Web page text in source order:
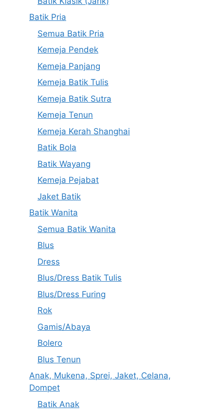
Batik Pria
Semua Batik Pria
Kemeja Pendek
Kemeja Panjang
Kemeja Batik Tulis
Kemeja Batik Sutra
Kemeja Tenun
Kemeja Kerah Shanghai
Batik Bola
Batik Wayang
Kemeja Pejabat
Jaket Batik
Batik Wanita
Semua Batik Wanita
Blus
Dress
Blus/Dress Batik Tulis
Blus/Dress Furing
Rok
Gamis/Abaya
Bolero
Blus Tenun
Anak, Mukena, Sprei, Jaket, Celana,
Dompet
Batik Anak